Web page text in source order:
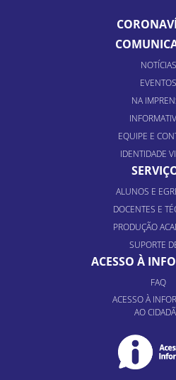
NOTÍCIAS
EVENTOS
NA
EQUIPE E
IDENTIDADE
ALUNOS E
DOCENTES E
PRODUÇÃO
SUPORTE
ACESSO À
FAQ
ACESSO À
AO